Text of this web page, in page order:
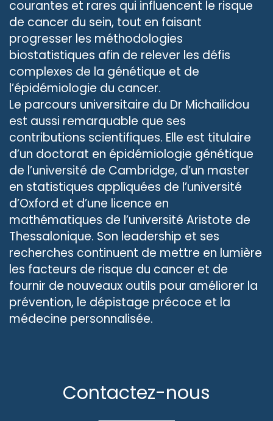
courantes et rares qui influencent le risque
de cancer du sein, tout en faisant
progresser les méthodologies
biostatistiques afin de relever les défis
complexes de la génétique et de
l’épidémiologie du cancer.
Le parcours universitaire du Dr Michailidou
est aussi remarquable que ses
contributions scientifiques. Elle est titulaire
d’un doctorat en épidémiologie génétique
de l’université de Cambridge, d’un master
en statistiques appliquées de l’université
d’Oxford et d’une licence en
mathématiques de l’université Aristote de
Thessalonique. Son leadership et ses
recherches continuent de mettre en lumière
les facteurs de risque du cancer et de
fournir de nouveaux outils pour améliorer la
prévention, le dépistage précoce et la
médecine personnalisée.
Contactez-nous